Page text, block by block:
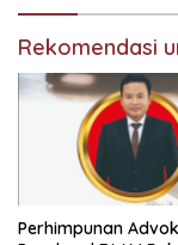
Rekomendasi
Perhimpunan